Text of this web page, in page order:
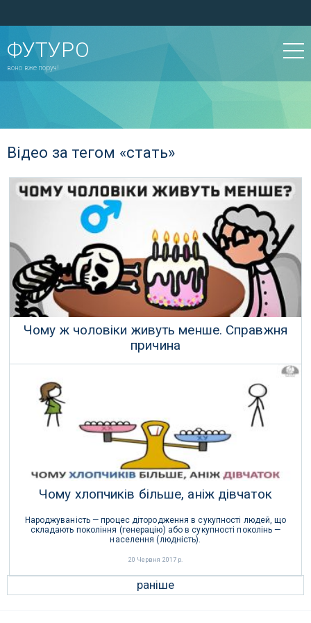
ФУТУРО
воно вже поруч!
Відео за тегом «стать»
Чому ж чоловіки живуть менше. Справжня
причина
Чому хлопчиків більше, аніж дівчаток
Народжуваність — процес дітородження в сукупності людей, що
складають покоління (генерацію) або в сукупності поколінь —
населення (людність).
20 Червня 2017 р.
раніше